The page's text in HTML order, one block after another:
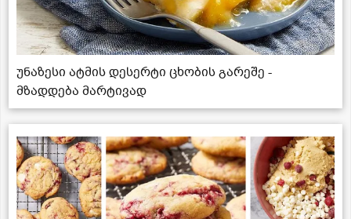
უნაზესი ატმის დესერტი ცხობის გარეშე -
მზადდება მარტივად